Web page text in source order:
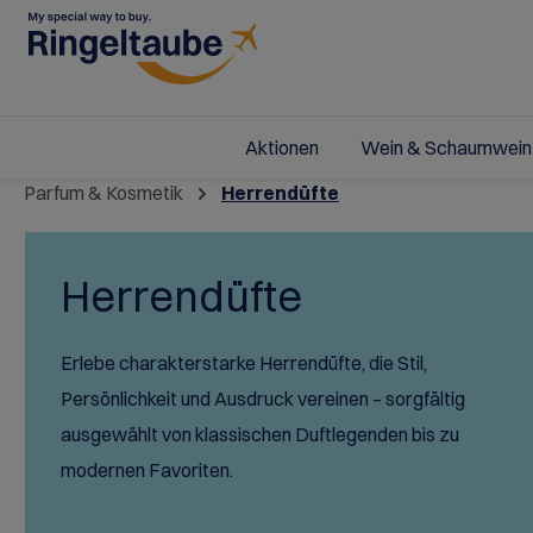
Zur Hauptnavigation springen
Aktionen
Aktuelle Angebote
Vielfalt
Wein & Schaumwein
Alle Weine &
Schaumweine
First & Business Class
Alle Spirituosen
Wodka
Premium Selection
Parfum & Kosmetik
Raumdüfte
Sonnenpflege
Alle Aviation Artikel
Alle Feinkost &
Süßigkeiten
Stores
Kontakt
Parfum & Kosmetik Herrendüfte
Herrendüfte
Erlebe charakterstarke Herrendüfte, die Stil,
Persönlichkeit und Ausdruck vereinen – sorgfältig
ausgewählt von klassischen Duftlegenden bis zu
modernen Favoriten.